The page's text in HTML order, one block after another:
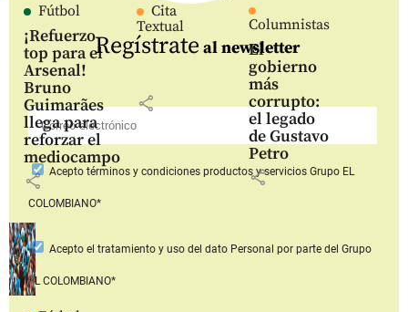
Fútbol
¡Refuerzo
top para el
Arsenal!
Bruno
Guimarães
llega para
reforzar el
mediocampo
share
Cita
Textual
share
Columnistas
El
gobierno
más
corrupto:
el legado
de Gustavo
Petro
share
Regístrate al newsletter
Aceptotérminos y condiciones productos y serviciosGrupo EL
COLOMBIANO*
Acepto el tratamiento y uso del dato Personal por parte del Grupo
EL COLOMBIANO*